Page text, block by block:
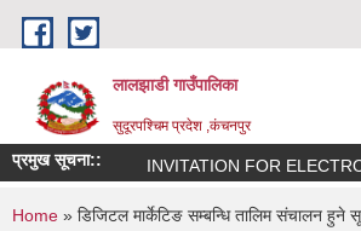
Skip to main content
लालझाडी गाउँपालिका
सुदूरपश्चिम प्रदेश ,कंचनपुर
प्रमुख सूचना:: INVITATION FOR
You are here
Home » डिजिटल मार्केटिङ सम्बन्धि तालिम संचालन हुने